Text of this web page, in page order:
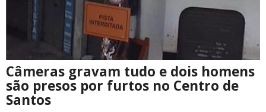
Câmeras gravam tudo e dois homens
são presos por furtos no Centro de
Santos